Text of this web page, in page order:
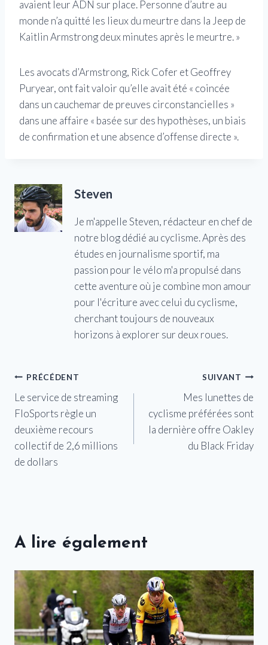
avaient leur ADN sur place. Personne d’autre au
monde n’a quitté les lieux du meurtre dans la Jeep de
Kaitlin Armstrong deux minutes après le meurtre. »
Les avocats d’Armstrong, Rick Cofer et Geoffrey
Puryear, ont fait valoir qu’elle avait été « coincée
dans un cauchemar de preuves circonstancielles »
dans une affaire « basée sur des hypothèses, un biais
de confirmation et une absence d’offense directe ».
Steven
Je m'appelle Steven, rédacteur en chef de
notre blog dédié au cyclisme. Après des
études en journalisme sportif, ma
passion pour le vélo m'a propulsé dans
cette aventure où je combine mon amour
pour l'écriture avec celui du cyclisme,
cherchant toujours de nouveaux
horizons à explorer sur deux roues.
Navigation
de
l’article
PRÉCÉDENT
Le service de streaming
FloSports règle un
deuxième recours
collectif de 2,6 millions
de dollars
SUIVANT
Mes lunettes de
cyclisme préférées sont
la dernière offre Oakley
du Black Friday
A lire également